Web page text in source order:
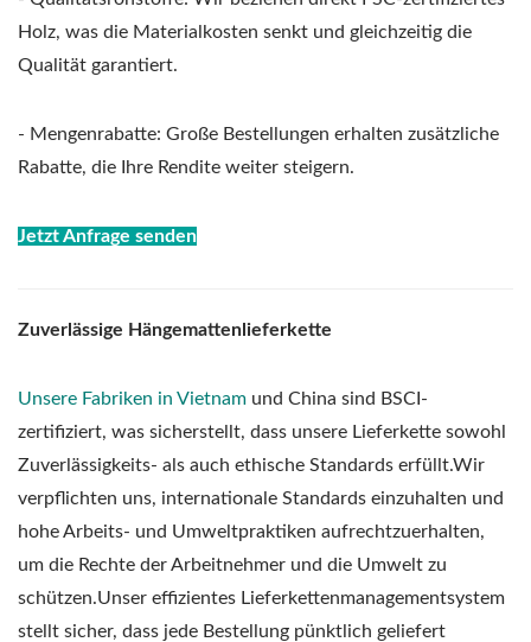
Holz, was die Materialkosten senkt und gleichzeitig die
Qualität garantiert.
- Mengenrabatte: Große Bestellungen erhalten zusätzliche
Rabatte, die Ihre Rendite weiter steigern.
Jetzt Anfrage senden
Zuverlässige Hängemattenlieferkette
Unsere Fabriken in Vietnam und China sind BSCI-
zertifiziert, was sicherstellt, dass unsere Lieferkette sowohl
Zuverlässigkeits- als auch ethische Standards erfüllt.Wir
verpflichten uns, internationale Standards einzuhalten und
hohe Arbeits- und Umweltpraktiken aufrechtzuerhalten,
um die Rechte der Arbeitnehmer und die Umwelt zu
schützen.Unser effizientes Lieferkettenmanagementsystem
stellt sicher, dass jede Bestellung pünktlich geliefert